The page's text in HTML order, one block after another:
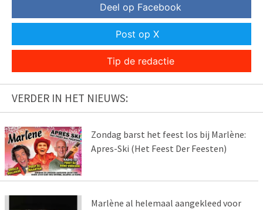
Deel op Facebook
Post op X
Tip de redactie
VERDER IN HET NIEUWS:
Zondag barst het feest los bij Marlène:
Apres-Ski (Het Feest Der Feesten)
Marlène al helemaal aangekleed voor